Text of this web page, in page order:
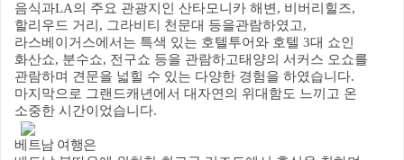
음식과LA의 주요 관광지인 산타모니카 해변, 비버리힐즈,
할리우드 거리 , 그라비티 천문대 등을관람하였고,
라스베이거스에서는 특색 있는 호텔투어와 호텔 3대 쇼인
화산쇼, 분수쇼, 전구쇼 등을 관람하고태양의 서커스 오쇼를
관람하며 견문을 넓힐 수 있는 다양한 경험을 하였습니다.
마지막으로 그랜드캐년에서 대자연의 위대함도 느끼고 온
소중한 시간이었습니다.
베트남 여행은